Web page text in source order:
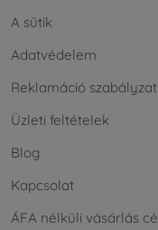
A sütik
Adatvédelem
Reklamáció szabályzat
Üzleti feltételek
Blog
Kapcsolat
ÁFA nélküli vásárlás